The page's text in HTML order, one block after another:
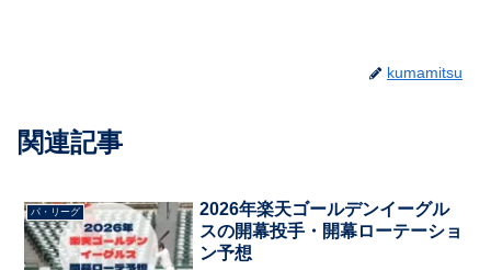
kumamitsu
関連記事
パ・リーグ
2026年楽天ゴールデンイーグル
スの開幕投手・開幕ローテーショ
ン予想